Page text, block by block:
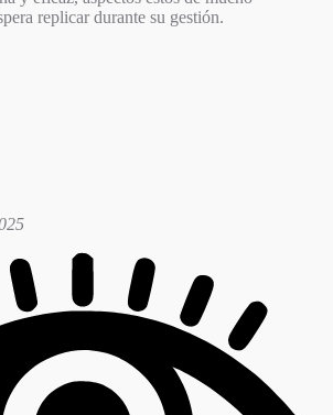
replicar durante su gestión.